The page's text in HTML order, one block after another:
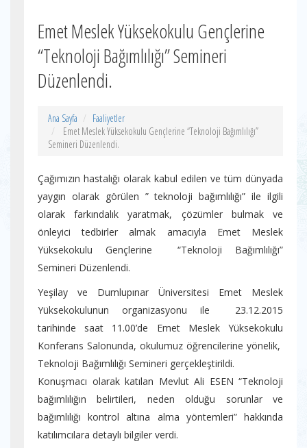
Emet Meslek Yüksekokulu Gençlerine
“Teknoloji Bağımlılığı” Semineri
Düzenlendi.
Ana Sayfa
Faaliyetler
Emet Meslek Yüksekokulu Gençlerine “Teknoloji Bağımlılığı”
Semineri Düzenlendi.
Çağımızın hastalığı olarak kabul edilen ve tüm dünyada
yaygın olarak görülen ” teknoloji bağımlılığı” ile ilgili
olarak farkındalık yaratmak, çözümler bulmak ve
önleyici tedbirler almak amacıyla Emet Meslek
Yüksekokulu Gençlerine “Teknoloji Bağımlılığı”
Semineri Düzenlendi.
Yeşilay ve Dumlupınar Üniversitesi Emet Meslek
Yüksekokulunun organizasyonu ile 23.12.2015
tarihinde saat 11.00’de Emet Meslek Yüksekokulu
Konferans Salonunda, okulumuz öğrencilerine yönelik,
Teknoloji Bağımlılığı Semineri gerçekleştirildi.
Konuşmacı olarak katılan Mevlut Ali ESEN “Teknoloji
bağımlılığın belirtileri, neden olduğu sorunlar ve
bağımlılığı kontrol altına alma yöntemleri” hakkında
katılımcılara detaylı bilgiler verdi.